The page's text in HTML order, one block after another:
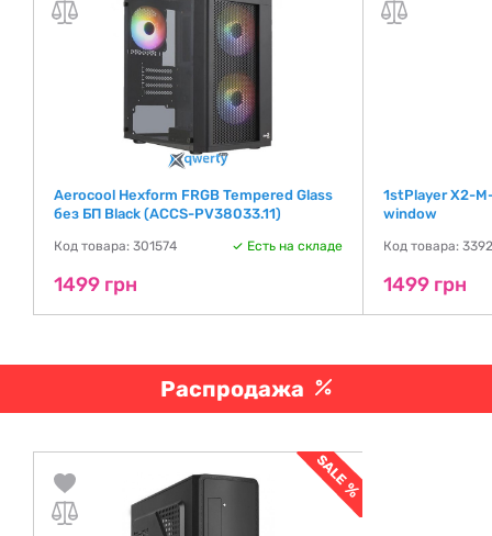
Aerocool Hexform FRGB Tempered Glass
без БП Black (ACCS-PV38033.11)
Код товара: 301574 Есть на складе
1499 грн
1stPlayer X2-
window
Код товара:
1499 грн
Распродажа